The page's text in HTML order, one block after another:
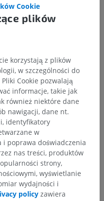
plików
Cookie
korzystają z plików
w szczególności do
Cookie pozwalają
informacje, takie jak
również niektóre dane
nawigacji, dane nt.
identyfikatory
w
i poprawa doświadczenia
nas treści, produktów
strony,
wyświetlanie
wydajności i
policy zawiera